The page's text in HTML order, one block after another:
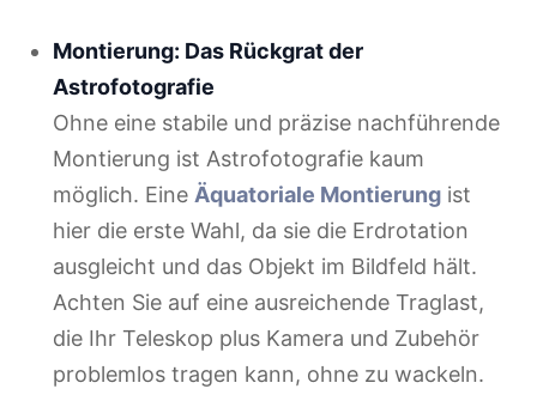
Montierung: Das Rückgrat der
Astrofotografie
Ohne eine stabile und präzise nachführende
Montierung ist Astrofotografie kaum
möglich. Eine Äquatoriale Montierung ist
hier die erste Wahl, da sie die Erdrotation
ausgleicht und das Objekt im Bildfeld hält.
Achten Sie auf eine ausreichende Traglast,
die Ihr Teleskop plus Kamera und Zubehör
problemlos tragen kann, ohne zu wackeln.